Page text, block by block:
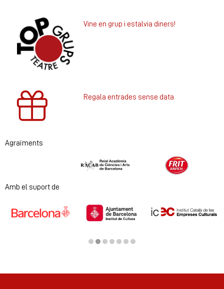
Vine en grup i estalvia diners!
Regala entrades sense data
Agraïments
Diapositiva 1 de 2
Amb el suport de